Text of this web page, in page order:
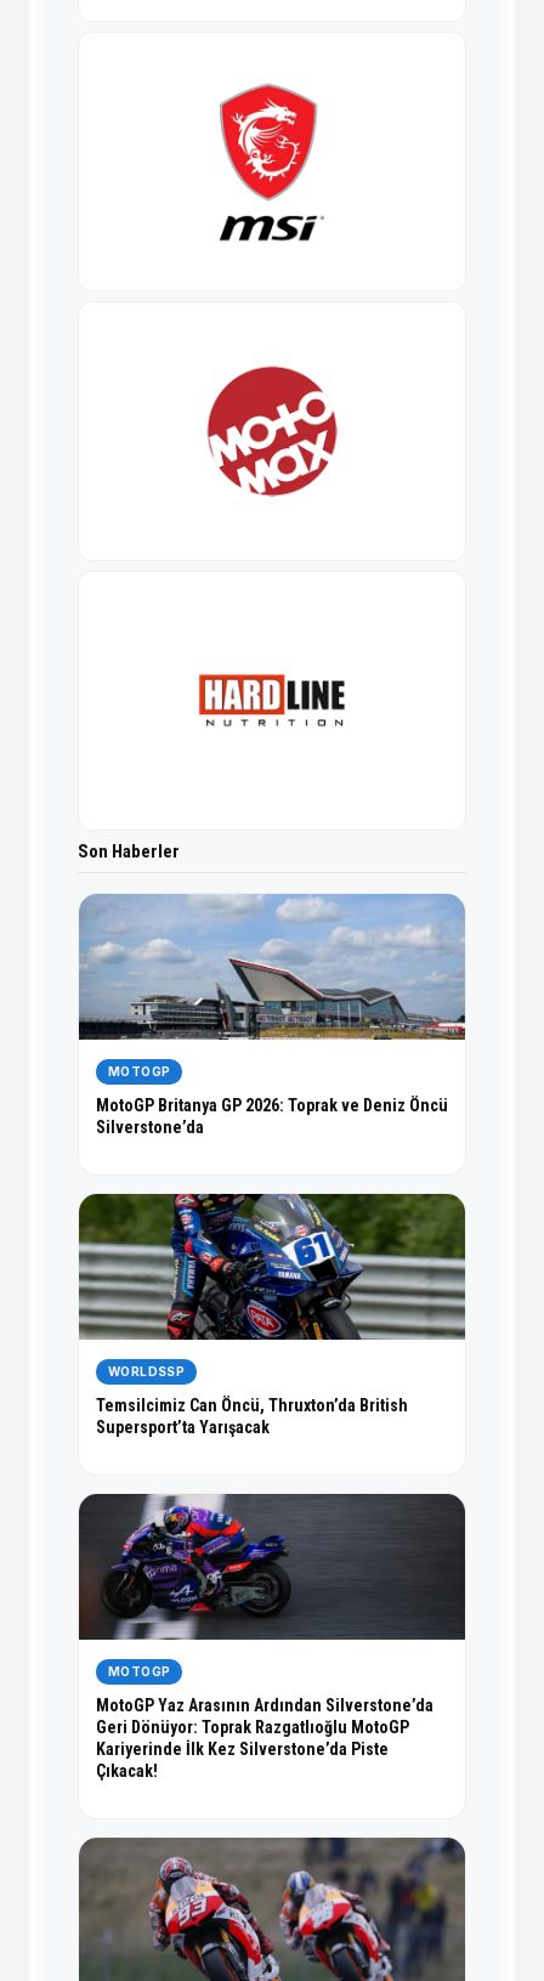
Son Haberler
MOTOGP
MotoGP Britanya GP 2026: Toprak ve Deniz Öncü
Silverstone’da
WORLDSSP
Temsilcimiz Can Öncü, Thruxton’da British
Supersport’ta Yarışacak
MOTOGP
MotoGP Yaz Arasının Ardından Silverstone’da
Geri Dönüyor: Toprak Razgatlıoğlu MotoGP
Kariyerinde İlk Kez Silverstone’da Piste
Çıkacak!